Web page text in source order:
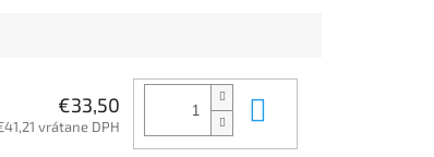
€33,50
vrátane DPH